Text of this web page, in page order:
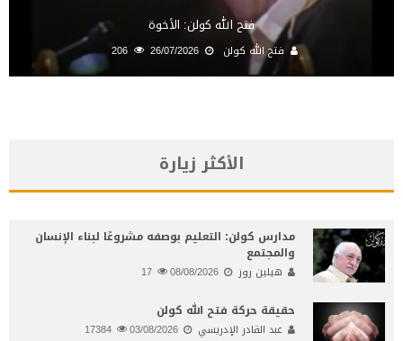
فتح الله كولن: الأخوة
فتح الله كولن 26/07/2026
الأكثر زيارة
مدارس كولن: التعليم بوصفه مشروعًا لبناء الإنسان
والمجتمع
هيلين روز 08/08/2026
حقيقة حركة فتح الله كولن
عبد القادر الإدريسي 03/08/2026